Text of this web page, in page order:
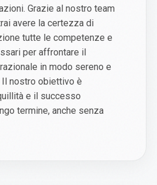
Grazie al nostro team
avere la certezza di
tutte le competenze e
per affrontare il
in modo sereno e
nostro obiettivo è
e il successo
termine, anche senza